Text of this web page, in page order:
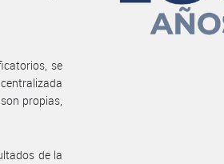
se
propias,
de la